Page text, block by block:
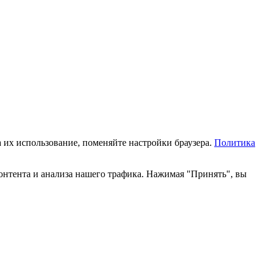
использование, поменяйте настройки браузера. Политика
и анализа нашего трафика. Нажимая "Принять", вы